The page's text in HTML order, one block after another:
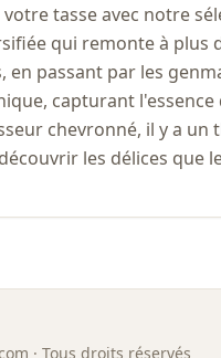
votre tasse avec notre
qui remonte à plus
en passant par les
capturant
chevronné, il y a
les délices que
· Tous droits réservés